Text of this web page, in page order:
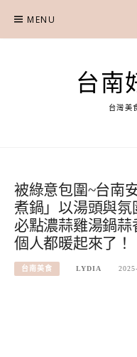
content
MENU
台南
台灣美
被綠意包圍~台南
煮鍋」以湯頭與氛
必點濃蒜雞湯鍋
個人都暖起來了！
台南美食 LYDIA